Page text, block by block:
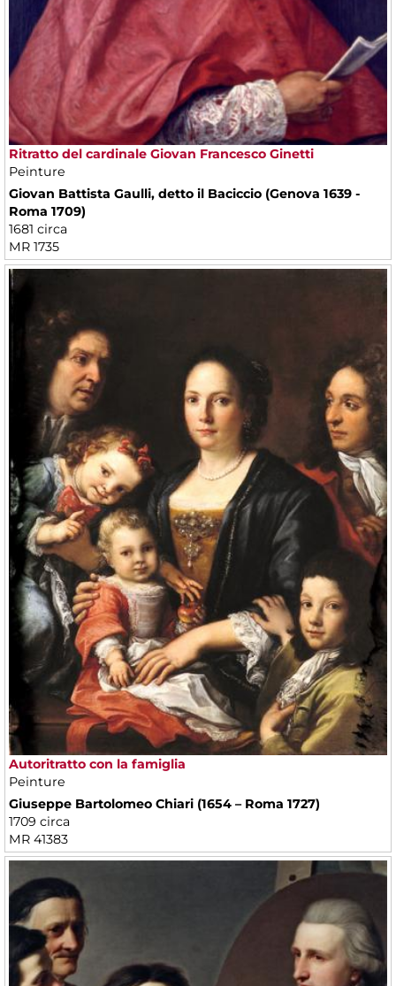
Ritratto del cardinale Giovan Francesco Ginetti
Peinture
Giovan Battista Gaulli, detto il Baciccio (Genova 1639 -
Roma 1709)
1681 circa
MR 1735
Autoritratto con la famiglia
Peinture
Giuseppe Bartolomeo Chiari (1654 – Roma 1727)
1709 circa
MR 41383